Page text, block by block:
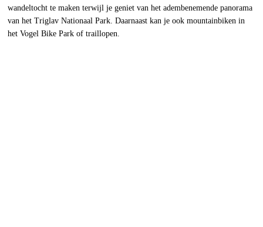
wandeltocht te maken terwijl je geniet van het adembenemende panorama
van het Triglav Nationaal Park. Daarnaast kan je ook mountainbiken in
het Vogel Bike Park of traillopen.